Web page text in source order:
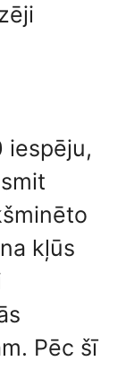
iespēju,
kļūs
Pēc šī